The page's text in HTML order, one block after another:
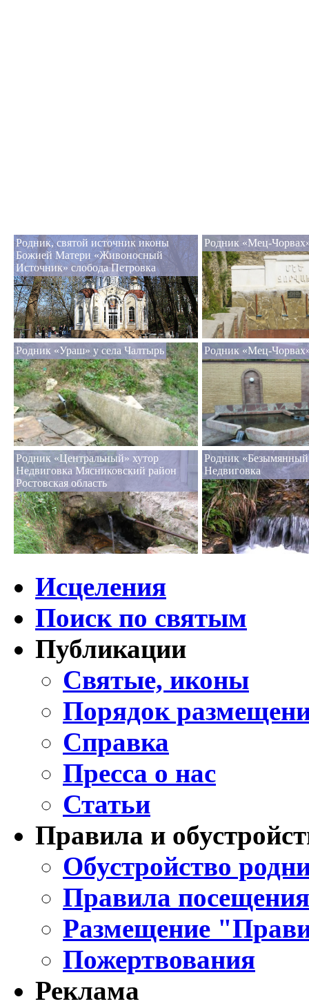
Родник, святой источник иконы
Божией Матери «Живоносный
Источник» слобода Петровка
Родник «Мец-
Родник «Ураш» у села Чалтырь Родник «Мец-
Родник «Центральный» хутор
Недвиговка Мясниковский район
Ростовская область
Родник
Недвиговка
Исцеления
Поиск по святым
Публикации
Святые, иконы
Порядок
Справка
Пресса о нас
Статьи
Правила и
Обустройство
Правила
Размещение
Пожертвования
Реклама